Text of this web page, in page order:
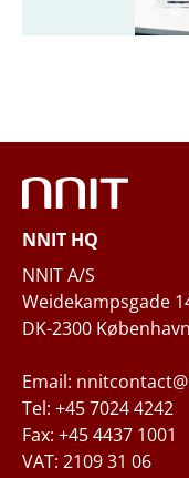
手机号码
您的业务需求
当您通过填写以
NNIT HQ
NNIT A/S
Weidekampsgade
DK-2300
Email:
Tel: +45 7024 4242
Fax: +45 4437 1001
VAT: 2109 31 06